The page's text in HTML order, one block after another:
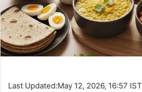
Last Updated:May 12, 2026, 16:57 IST